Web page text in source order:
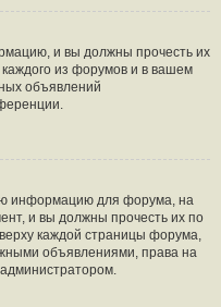
и вы должны прочесть их
из форумов и в вашем
объявлений
информацию для форума, на
и вы должны прочесть их по
каждой страницы форума,
объявлениями, права на